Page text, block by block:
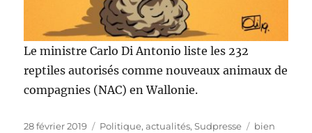
Le ministre Carlo Di Antonio liste les 232
reptiles autorisés comme nouveaux animaux de
compagnies (NAC) en Wallonie.
Publié
28 février 2019 Catégories
Politique, actualités,Sudpresse Étiquettes
bien